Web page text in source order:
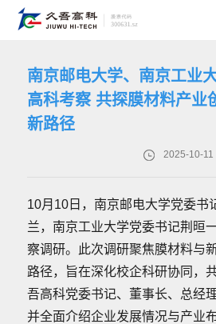
南京邮电大学、南京工业
高科考察 共探膜材料产业
新路径
2025-10-11
10月10日，南京邮电大学党委书
兰，南京工业大学党委书记荆晅
察调研。此次调研聚焦膜材料与
路径，旨在深化校企科研协同，
吾高科党委书记、董事长、总经
并全面介绍企业发展情况与产业